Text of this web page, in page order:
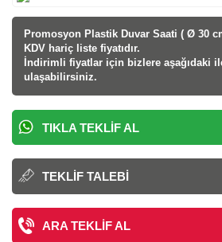
Promosyon Plastik Duvar Saati ( Ø 30
KDV hariç liste fiyatıdır.
İndirimli fiyatlar için bizlere aşağıdaki
ulaşabilirsiniz.
TIKLA TEKLIF AL
TEKLIF TALEBI
ARA TEKLIF AL